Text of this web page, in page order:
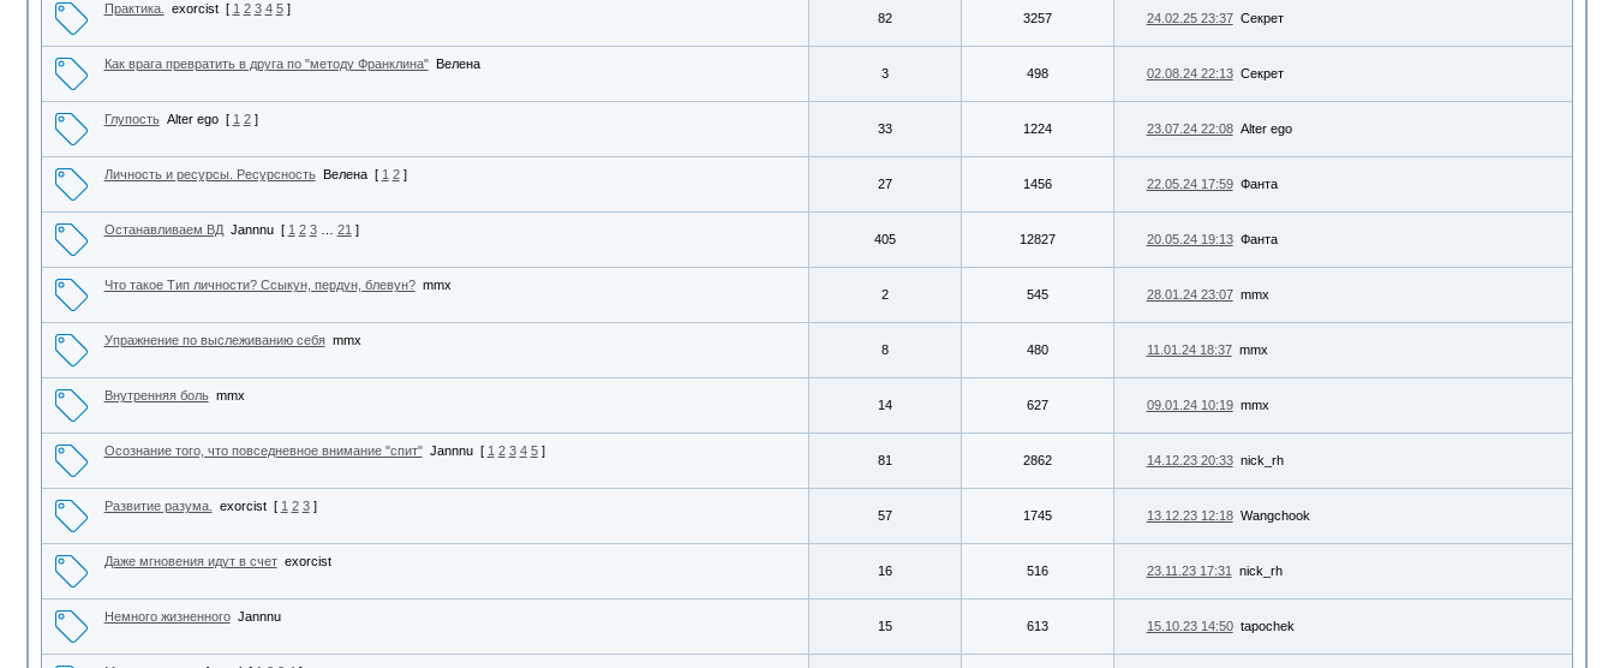
Практика. exorcist [ 1 2 3 4 5 ]
82 3257 24.02.25 23:37 Секрет
Как врага превратить в друга по "методу Франклина" Велена
3 498 02.08.24 22:13 Секрет
Глупость Alter ego [ 1 2 ]
33 1224 23.07.24 22:08 Alter ego
Личность и ресурсы. Ресурсность Велена [ 1 2 ]
27 1456 22.05.24 17:59 Фанта
Останавливаем ВД Jannnu [ 1 2 3 21 ]
405 12827 20.05.24 19:13 Фанта
Что такое Тип личности? Ссыкун, пердун, блевун? mmx
2 545 28.01.24 23:07 mmx
Упражнение по выслеживанию себя mmx
8 480 11.01.24 18:37 mmx
Внутренняя боль mmx
14 627 09.01.24 10:19 mmx
Осознание того, что повседневное внимание "спит" Jannnu [ 1 2 3 4 5 ]
81 2862 14.12.23 20:33 nick_rh
Развитие разума. exorcist [ 1 2 3 ]
57 1745 13.12.23 12:18 Wangchook
Даже мгновения идут в счет exorcist
16 516 23.11.23 17:31 nick_rh
Немного жизненного Jannnu
15 613 15.10.23 14:50 tapochek